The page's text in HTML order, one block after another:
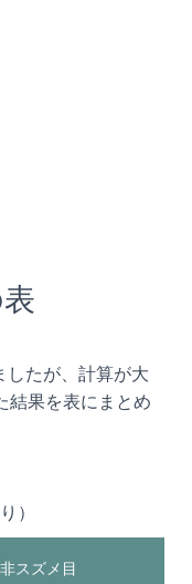
したが、計算が大
結果を表にまとめ
）
非スズメ目